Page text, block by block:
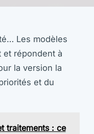
Les modèles
et répondent à
la version la
et du
traitements : ce